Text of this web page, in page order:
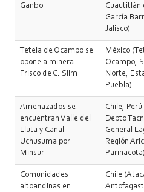
Ganbo
Cuautitlán
García
Jalisco)
Tetela de Ocampo se
opone a minera
Frisco de C. Slim
México
Ocampo,
Norte,
Puebla)
Amenazados se
encuentran Valle del
Lluta y Canal
Uchusuma por
Minsur
Chile,
Depto
General
Región
Parinacota)
Comunidades
altoandinas en
Chile